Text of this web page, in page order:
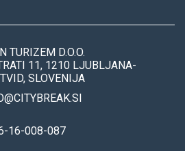
TURIZEM D.O.O.
11, 1210 LJUBLJANA-
SLOVENIJA
16-008-087